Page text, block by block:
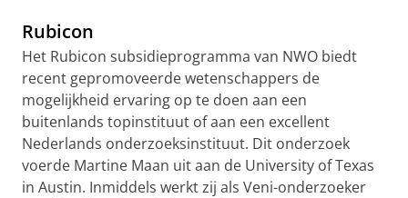
Rubicon
Het Rubicon subsidieprogramma van NWO biedt
recent gepromoveerde wetenschappers de
mogelijkheid ervaring op te doen aan een
buitenlands topinstituut of aan een excellent
Nederlands onderzoeksinstituut. Dit onderzoek
voerde Martine Maan uit aan de University of Texas
in Austin. Inmiddels werkt zij als Veni-onderzoeker